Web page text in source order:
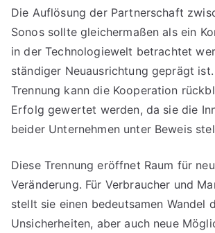
Die Auflösung der Partnerschaft
Sonos sollte gleichermaßen als ein
in der Technologiewelt betrachtet
ständiger Neuausrichtung geprägt
Trennung kann die Kooperation
Erfolg gewertet werden, da sie die
beider Unternehmen unter Beweis
Diese Trennung eröffnet Raum für
Veränderung. Für Verbraucher und
stellt sie einen bedeutsamen Wandel
Unsicherheiten, aber auch neue